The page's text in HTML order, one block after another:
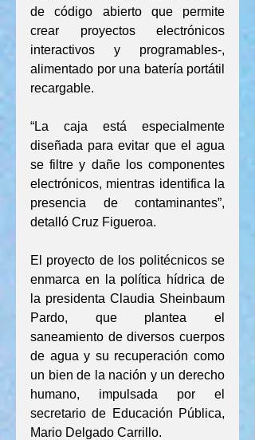
de código abierto que permite
crear proyectos electrónicos
interactivos y programables-,
alimentado por una batería portátil
recargable.
“La caja está especialmente
diseñada para evitar que el agua
se filtre y dañe los componentes
electrónicos, mientras identifica la
presencia de contaminantes”,
detalló Cruz Figueroa.
El proyecto de los politécnicos se
enmarca en la política hídrica de
la presidenta Claudia Sheinbaum
Pardo, que plantea el
saneamiento de diversos cuerpos
de agua y su recuperación como
un bien de la nación y un derecho
humano, impulsada por el
secretario de Educación Pública,
Mario Delgado Carrillo.